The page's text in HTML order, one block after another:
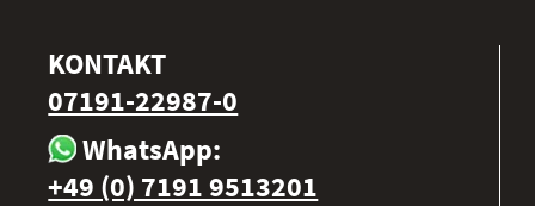
KONTAKT
07191-22987-0
WhatsApp:
+49 (0) 7191 9513201